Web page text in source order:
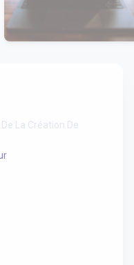
La Création De